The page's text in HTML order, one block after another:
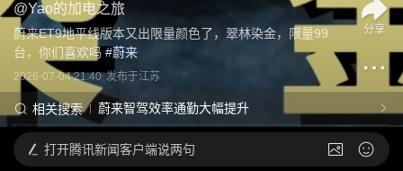
@Yao的加电之旅
蔚来ET9地平线版本又出限量颜色了，翠林染金，限量99
台，你们喜欢吗 #蔚来
2026-07-04 21:40 发布于江苏
相关搜索 蔚来智驾效率通勤大幅提升
分享
打开腾讯新闻客户端说两句